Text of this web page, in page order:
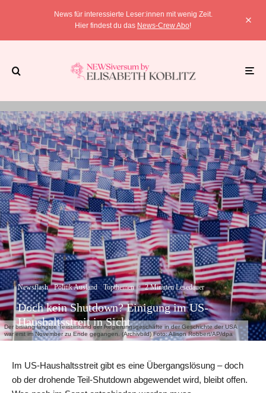
News für interessierte Leser:innen mit wenig Zeit.
Hier findest du das News-Crew Abo!
Der bislang längste Teilstillstand der Regierungsgeschäfte in der Geschichte der USA
war erst im November zu Ende gegangen. (Archivbild) Foto: Allison Robbert/AP/dpa
Newsflash Politik Ausland Topthemen · 2 Minuten Lesedauer
Doch kein Shutdown? Einigung im US-
Haushaltsstreit in Sicht
Im US-Haushaltsstreit gibt es eine Übergangslösung – doch
ob der drohende Teil-Shutdown abgewendet wird, bleibt offen.